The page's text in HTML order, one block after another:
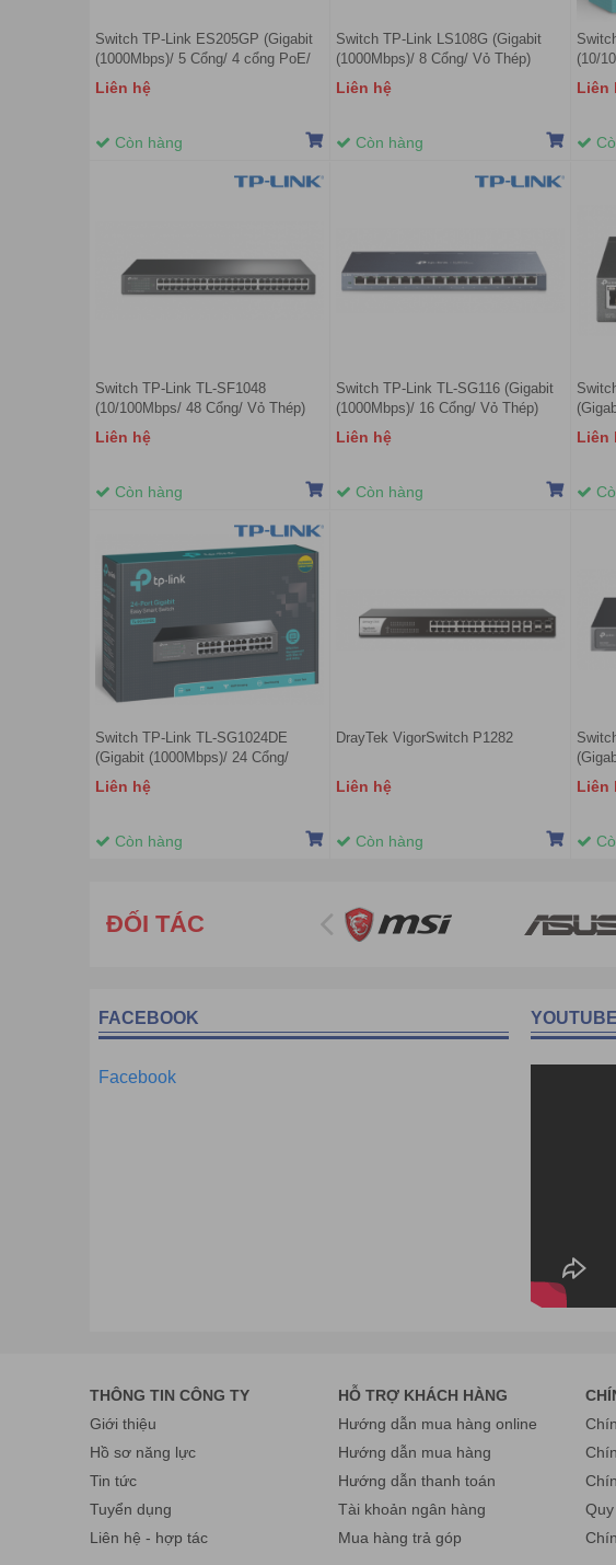
Switch TP-Link ES205GP (Gigabit
(1000Mbps)/ 5 Cổng/ 4 cổng PoE/
Vỏ kim loại)
Liên hệ
Còn hàng
Switch TP-Link LS108G (Gigabit
(1000Mbps)/ 8 Cổng/ Vỏ Thép)
Liên hệ
Còn hàng
(10/
Vỏ
Liên
Switch TP-Link TL-SF1048
(10/100Mbps/ 48 Cổng/ Vỏ Thép)
Liên hệ
Còn hàng
Switch TP-Link TL-SG116 (Gigabit
(1000Mbps)/ 16 Cổng/ Vỏ Thép)
Liên hệ
Còn hàng
cổng
Liên
Switch TP-Link TL-SG1024DE
(Gigabit (1000Mbps)/ 24 Cổng/
Smart Switch/ Vỏ Thép)
Liên hệ
Còn hàng
DrayTek VigorSwitch P1282
Liên hệ
Còn hàng
SFP/
Liên
ĐỐI TÁC
FACEBOOK
Facebook
YOUTUBE
THÔNG TIN CÔNG TY
Giới thiệu
Hồ sơ năng lực
Tin tức
Tuyển dụng
Liên hệ - hợp tác
HỖ TRỢ KHÁCH HÀNG
Hướng dẫn mua hàng online
Hướng dẫn mua hàng
Hướng dẫn thanh toán
Tài khoản ngân hàng
Mua hàng trả góp